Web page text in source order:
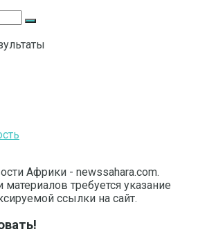
Африки - newssahara.com.
требуется указание
ссылки на сайт.